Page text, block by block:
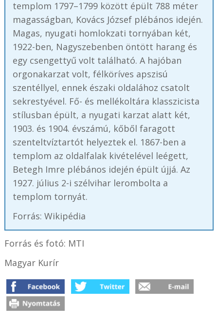
templom 1797–1799 között épült 788 méter
magasságban, Kovács József plébános idején.
Magas, nyugati homlokzati tornyában két,
1922-ben, Nagyszebenben öntött harang és
egy csengettyű volt található. A hajóban
orgonakarzat volt, félköríves apszisú
szentéllyel, ennek északi oldalához csatolt
sekrestyével. Fő- és mellékoltára klasszicista
stílusban épült, a nyugati karzat alatt két,
1903. és 1904. évszámú, kőből faragott
szenteltvíztartót helyeztek el. 1867-ben a
templom az oldalfalak kivételével leégett,
Betegh Imre plébános idején épült újjá. Az
1927. július 2-i szélvihar lerombolta a
templom tornyát.
Forrás: Wikipédia
Forrás és fotó: MTI
Magyar Kurír